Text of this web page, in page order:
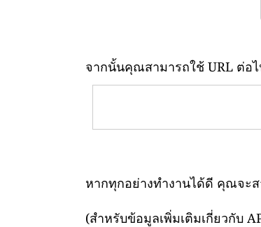
จากนั้นคุณสามารถใช้ URL ต่อ
หากทุกอย่างทำงานได้ดี คุณจะ
(สำหรับข้อมูลเพิ่มเติมเกี่ยวกับ